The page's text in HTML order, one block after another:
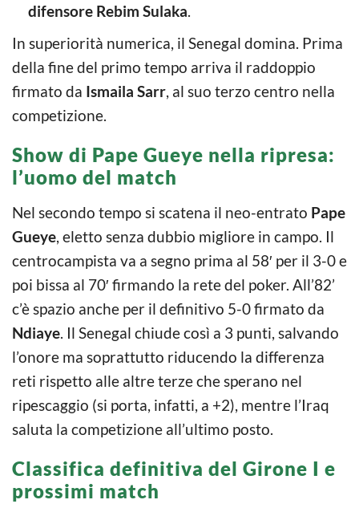
difensore Rebim Sulaka.
In superiorità numerica, il Senegal domina. Prima
della fine del primo tempo arriva il raddoppio
firmato da Ismaila Sarr, al suo terzo centro nella
competizione.
Show di Pape Gueye nella ripresa:
l’uomo del match
Nel secondo tempo si scatena il neo-entrato Pape
Gueye, eletto senza dubbio migliore in campo. Il
centrocampista va a segno prima al 58′ per il 3-0 e
poi bissa al 70′ firmando la rete del poker. All’82’
c’è spazio anche per il definitivo 5-0 firmato da
Ndiaye. Il Senegal chiude così a 3 punti, salvando
l’onore ma soprattutto riducendo la differenza
reti rispetto alle altre terze che sperano nel
ripescaggio (si porta, infatti, a +2), mentre l’Iraq
saluta la competizione all’ultimo posto.
Classifica definitiva del Girone I e
prossimi match